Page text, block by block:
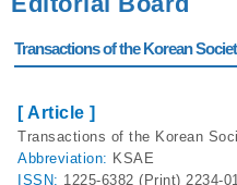
Transactions of the Korean
[ Article ]
Transactions of the Korean
Abbreviation: KSAE
ISSN: 1225-6382 (Print) 2234-